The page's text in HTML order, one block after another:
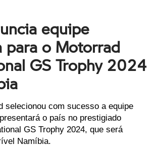
equipe
para o Motorrad
GS Trophy 2024
selecionou com sucesso a equipe
o país no prestigiado
GS Trophy 2024, que será
Namíbia.